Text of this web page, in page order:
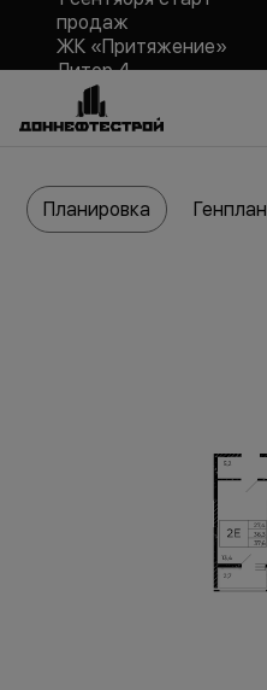
продаж
ЖК «Притяжение»
Литер 4
Планировка Генплан